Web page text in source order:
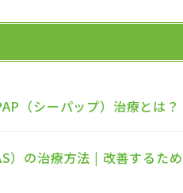
（シーパップ）治療とは？
）の治療方法 | 改善するため